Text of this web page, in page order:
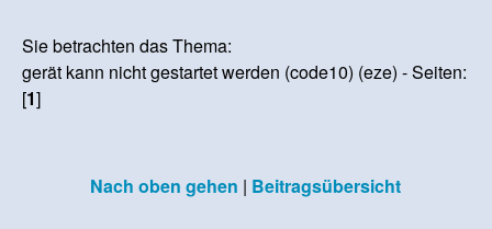
Sie betrachten das Thema:
gerät kann nicht gestartet werden (code10) (eze) - Seiten:
[1]
Nach oben gehen | Beitragsübersicht